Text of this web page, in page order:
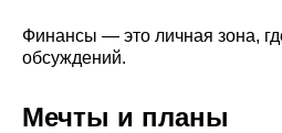
Финансы — это личная зона,
обсуждений.
Мечты и планы